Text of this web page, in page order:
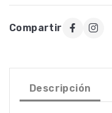
Compartir
Descripción